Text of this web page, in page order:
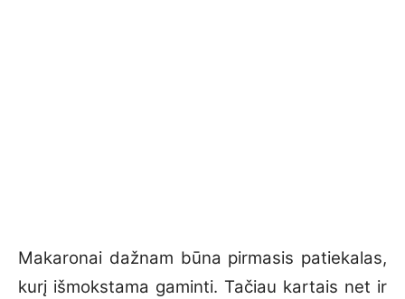
Makaronai dažnam būna pirmasis patiekalas,
kurį išmokstama gaminti. Tačiau kartais net ir